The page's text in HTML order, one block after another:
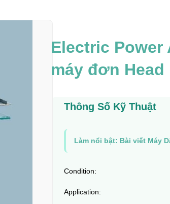
Electric
máy đơn Head
Thông Số Kỹ Thuật
Làm nổi bật: Bài viết Máy
Condition:
Application: